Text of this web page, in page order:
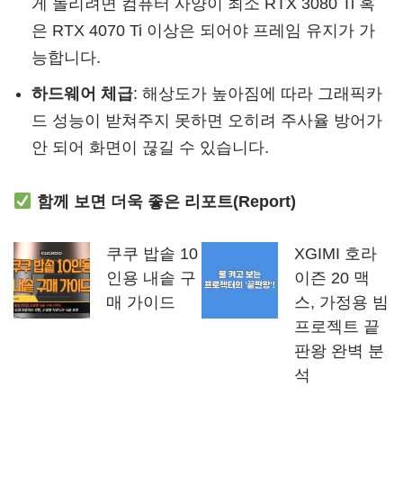
게 돌리려면 컴퓨터 사양이 최소 RTX 3080 Ti 혹
은 RTX 4070 Ti 이상은 되어야 프레임 유지가 가
능합니다.
하드웨어 체급: 해상도가 높아짐에 따라 그래픽카
드 성능이 받쳐주지 못하면 오히려 주사율 방어가
안 되어 화면이 끊길 수 있습니다.
함께 보면 더욱 좋은 리포트(Report)
쿠쿠 밥솥 10
인용 내솥 구
매 가이드
XGIMI 호라
이즌 20 맥
스, 가정용 빔
프로젝트 끝
판왕 완벽 분
석